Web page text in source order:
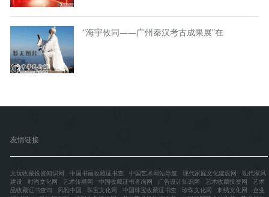
“海宇攸同——广州秦汉考古成果展”在
友情链接
文玩收藏投资知识网 中国书画收藏证书查 中国艺术网站导航 现代家庭文化建设网
现代家风
建设
时尚文化网 艺术传播网 中国收藏证书查询网 广告设计知识网 艺术收藏投资网
艺术
品收藏证书查询
风雅中国 珠宝文化网 中国珠宝收藏证书查 珍珠文化网 刺绣文化网
企业